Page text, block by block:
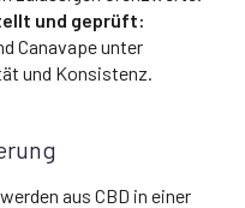
und geprüft:
Canavape unter
und Konsistenz.
aus CBD in einer